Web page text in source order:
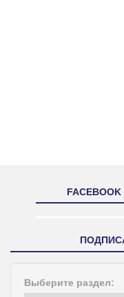
FACEBOOK
Выберите раздел: